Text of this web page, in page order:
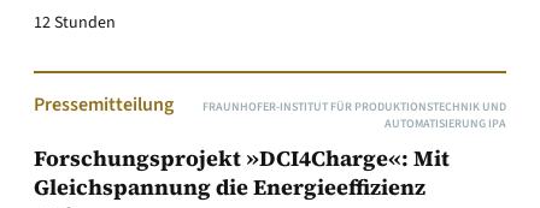
12 Stunden
Pressemitteilung
FRAUNHOFER-INSTITUT FÜR PRODUKTIONSTECHNIK UND
AUTOMATISIERUNG IPA
Forschungsprojekt »DCI4Charge«: Mit
Gleichspannung die Energieeffizienz